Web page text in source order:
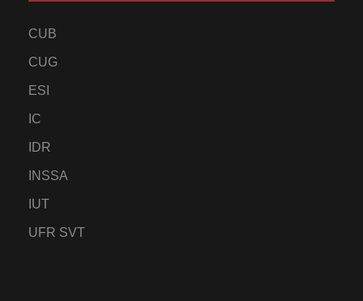
CUB
CUG
ESI
IC
IDR
INSSA
IUT
UFR SVT